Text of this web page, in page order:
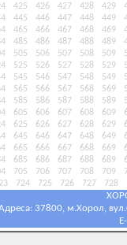
425 426 427 428 429
445 446 447 448 449
465 466 467 468 469
485 486 487 488 489
505 506 507 508 509
525 526 527 528 529
545 546 547 548 549
565 566 567 568 569
585 586 587 588 589
605 606 607 608 609
625 626 627 628 629
645 646 647 648 649
665 666 667 668 669
685 686 687 688 689
705 706 707 708 709
724 725 726 727 728
37800, м.Хорол,